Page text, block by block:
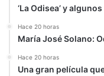
‘La Odisea’ y
Hace 20 horas
María José Solano:
Hace 20 horas
Una gran película